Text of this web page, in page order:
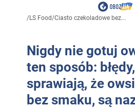
/LS Food/Ciasto czekoladowe bez...
Nigdy nie gotuj
ten sposób:
sprawiają, że
bez smaku, są